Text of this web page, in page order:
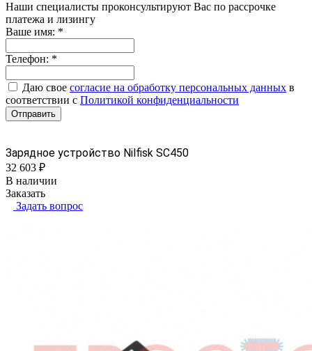
Наши специалисты проконсультируют Вас по рассрочке
платежа и лизингу
Ваше имя: *
Телефон: *
Даю свое согласие на обработку персональных данных в
соответствии с Политикой конфиденциальности
Отправить
Зарядное устройство Nilfisk SC450
32 603 ₽
В наличии
Заказать
Задать вопрос